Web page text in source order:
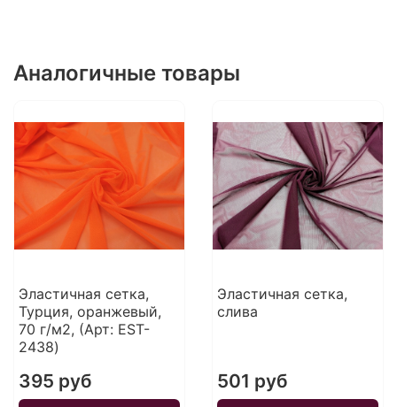
Аналогичные товары
Эластичная сетка,
Турция, оранжевый,
70 г/м2, (Арт: EST-
2438)
395 руб
Эластичная сетка,
слива
501 руб